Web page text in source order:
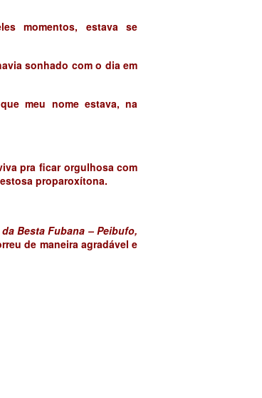
momentos, estava se
sonhado com o dia em
meu nome estava, na
pra ficar orgulhosa com
proparoxítona.
da Besta Fubana – Peibufo,
de maneira agradável e